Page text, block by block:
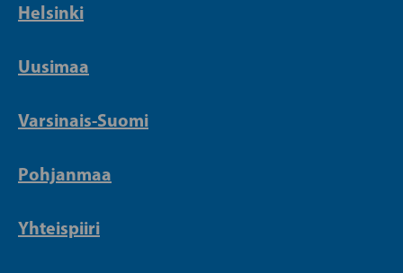
Helsinki
Uusimaa
Varsinais-Suomi
Pohjanmaa
Yhteispiiri